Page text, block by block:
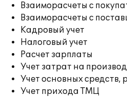
Взаиморасчеты с
Взаиморасчеты с
Кадровый учет
Налоговый учет
Расчет зарплаты
Учет затрат на
Учет основных средств,
Учет прихода ТМЦ